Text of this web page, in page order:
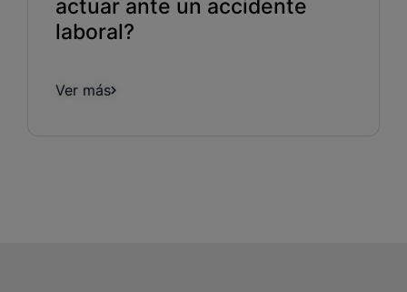
actuar ante un accidente
laboral?
Ver más